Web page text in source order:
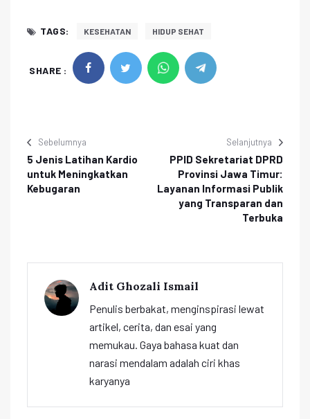
TAGS: KESEHATAN HIDUP SEHAT
SHARE :
Sebelumnya
5 Jenis Latihan Kardio
untuk Meningkatkan
Kebugaran
Selanjutnya
PPID Sekretariat DPRD
Provinsi Jawa Timur:
Layanan Informasi Publik
yang Transparan dan
Terbuka
Adit Ghozali Ismail
Penulis berbakat, menginspirasi lewat
artikel, cerita, dan esai yang
memukau. Gaya bahasa kuat dan
narasi mendalam adalah ciri khas
karyanya